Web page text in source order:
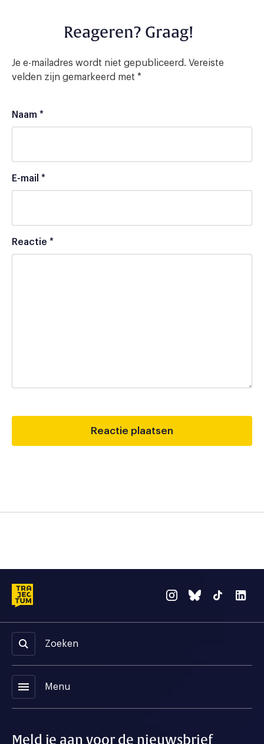
Reageren? Graag!
Je e-mailadres wordt niet gepubliceerd. Vereiste
velden zijn gemarkeerd met *
Naam *
E-mail *
Reactie *
Zoeken
menu Menu
Meld je aan voor de nieuwsbrief